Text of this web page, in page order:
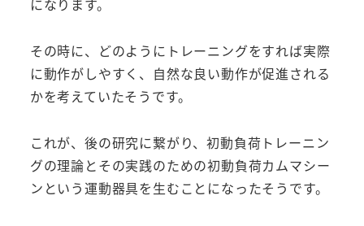
になります。
その時に、どのようにトレーニングをすれば実際
に動作がしやすく、自然な良い動作が促進される
かを考えていたそうです。
これが、後の研究に繋がり、初動負荷トレーニン
グの理論とその実践のための初動負荷カムマシー
ンという運動器具を生むことになったそうです。